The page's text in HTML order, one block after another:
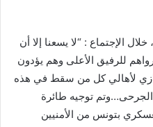
الإجتماع : “لا يسعنا إلا أن
للرفيق الأعلى وهم يؤدون
لأهالي كل من سقط في هذه
الجرحى…وتم توجيه طائرة
بتونس من الأمنيين